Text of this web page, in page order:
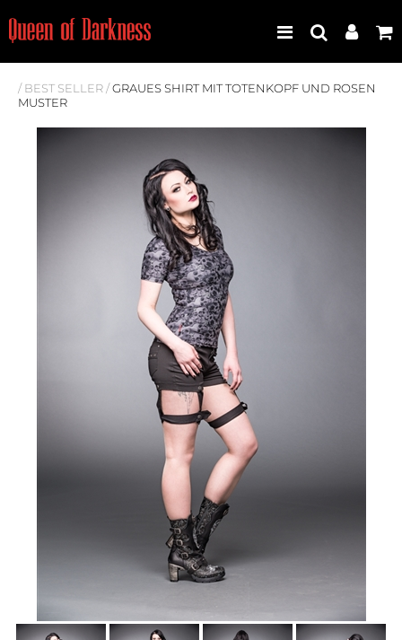
Neuheiten
Frauen
Männer
Plus Size
Store Leipzig
Accessoires
Sale
Gutscheine
/ BEST SELLER/GRAUES SHIRT MIT TOTENKOPF UND ROSEN
MUSTER